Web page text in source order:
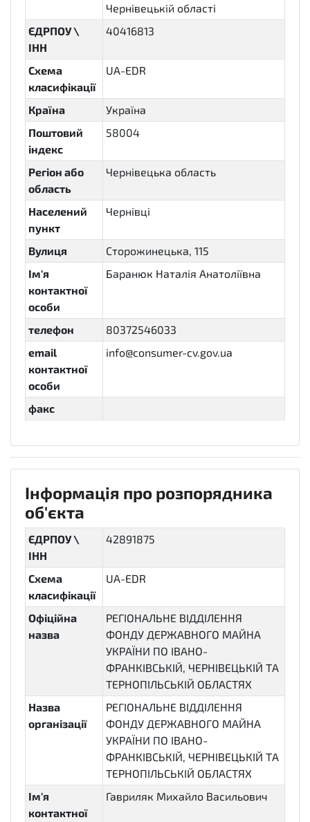
Чернівецькій області
ЄДРПОУ \
ІНН
40416813
Схема
класифікації
UA-EDR
Країна
Україна
Поштовий
індекс
58004
Регіон або
область
Чернівецька область
Населений
пункт
Чернівці
Вулиця
Сторожинецька, 115
Ім'я
контактної
особи
Баранюк Наталія Анатоліївна
телефон
80372546033
email
контактної
особи
info@consumer-cv.gov.ua
факс
Інформація про розпорядника
об'єкта
ЄДРПОУ \
ІНН
42891875
Схема
класифікації
UA-EDR
Офіційна
назва
РЕГІОНАЛЬНЕ ВІДДІЛЕННЯ
ФОНДУ ДЕРЖАВНОГО МАЙНА
УКРАЇНИ ПО ІВАНО-
ФРАНКІВСЬКІЙ, ЧЕРНІВЕЦЬКІЙ ТА
ТЕРНОПІЛЬСЬКІЙ ОБЛАСТЯХ
Назва
організації
РЕГІОНАЛЬНЕ ВІДДІЛЕННЯ
ФОНДУ ДЕРЖАВНОГО МАЙНА
УКРАЇНИ ПО ІВАНО-
ФРАНКІВСЬКІЙ, ЧЕРНІВЕЦЬКІЙ ТА
ТЕРНОПІЛЬСЬКІЙ ОБЛАСТЯХ
Ім'я
контактної
Гавриляк Михайло Васильович